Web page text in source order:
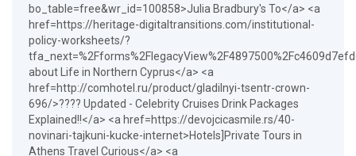
bo_table=free&wr_id=100858>Julia Bradbury's To</a> <a
href=https://heritage-digitaltransitions.com/institutional-
policy-worksheets/?
about Life in Northern Cyprus</a> <a
href=http://comhotel.ru/product/gladilnyi-tsentr-crown-
696/>???? Updated - Celebrity Cruises Drink Packages
Explained!!</a> <a href=https://devojcicasmile.rs/40-
novinari-tajkuni-kucke-internet>Hotels]Private Tours in
Athens Travel Curious</a> <a